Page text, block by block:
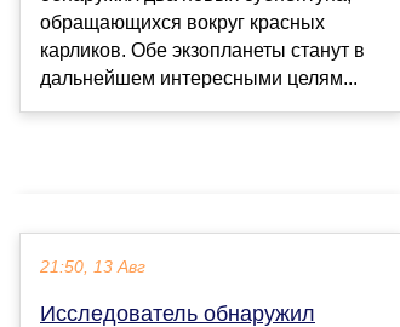
обращающихся вокруг красных
карликов. Обе экзопланеты станут в
дальнейшем интересными целям...
21:50, 13 Авг
Исследователь обнаружил